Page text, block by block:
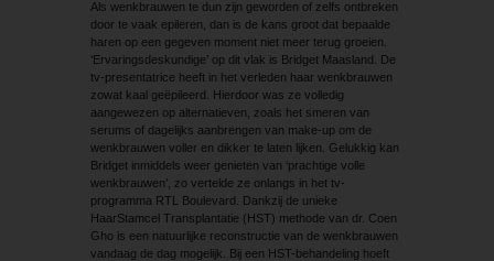
Als wenkbrauwen te dun zijn geworden of zelfs ontbreken
door te vaak epileren, dan is de kans groot dat bepaalde
haren op een gegeven moment niet meer terug groeien.
‘Ervaringsdeskundige’ op dit vlak is Bridget Maasland. De
tv-presentatrice heeft in het verleden haar wenkbrauwen
zowat kaal geëpileerd. Hierdoor was ze volledig
aangewezen op alternatieven, zoals het smeren van
serums of dagelijks aanbrengen van make-up om de
wenkbrauwen voller en dikker te laten lijken. Gelukkig kan
Bridget inmiddels weer genieten van ‘prachtige volle
wenkbrauwen’, zo vertelde ze onlangs in het tv-
programma RTL Boulevard. Dankzij de unieke
HaarStamcel Transplantatie (HST) methode van dr. Coen
Gho is een natuurlijke reconstructie van de wenkbrauwen
vandaag de dag mogelijk. Bij een HST-behandeling hoeft